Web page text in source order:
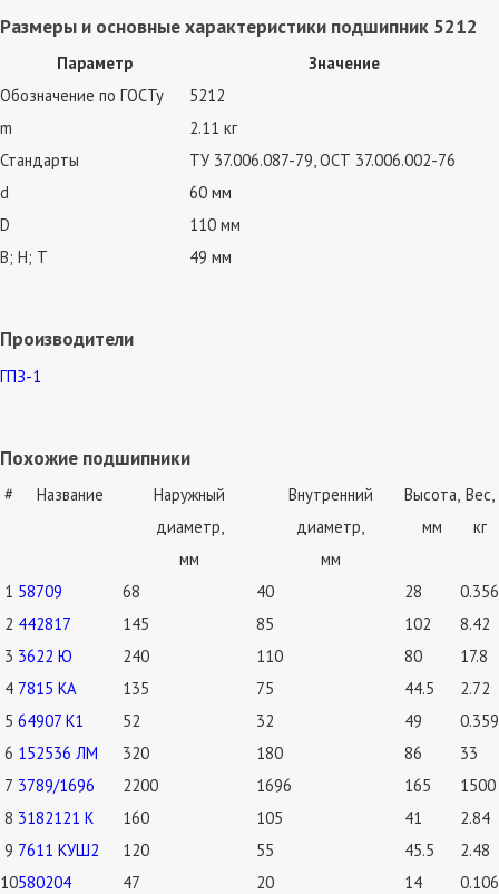
Размеры и основные характеристики подшипник 5212
Параметр
Значение
Обозначение по ГОСТу
5212
m
2.11 кг
Стандарты
ТУ 37.006.087-79, ОСТ 37.006.002-76
d
60 мм
D
110 мм
В; Н; Т
49 мм
Производители
ГПЗ-1
Похожие подшипники
# Название
Наружный
диаметр,
мм
Внутренний
диаметр,
мм
Высота,
мм
Вес,
кг
1 58709 68 40 28
0.356
2 442817 145 85 102
8.42
3 3622 Ю 240 110 80
17.8
4 7815 КА 135 75 44.5
2.72
5 64907 К1 52 32 49
0.359
6 152536 ЛМ 320 180 86
33
7 3789/1696 2200 1696 165
1500
8 3182121 К 160 105 41
2.84
9 7611 КУШ2 120 55 45.5
2.48
10580204
47 20 14 0.106